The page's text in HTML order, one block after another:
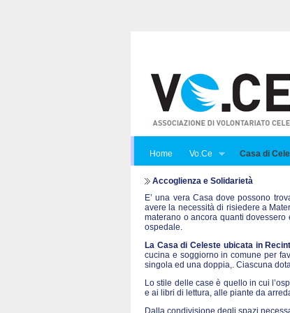
Home Vo.Ce Casa di
Accoglienza e Solidarietà
E’ una vera Casa dove possono
avere la necessità di risiedere a
materano o ancora quanti
ospedale.
La Casa di Celeste ubicata in
cucina e soggiorno in comune per
singola ed una doppia,. Ciascuna
Lo stile delle case è quello in cui
e ai libri di lettura, alle piante da
Dalla condivisione degli spazi